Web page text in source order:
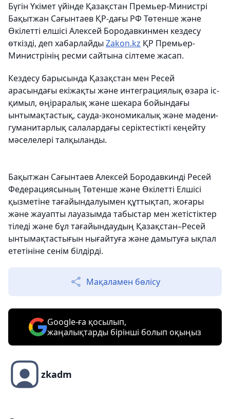
Бүгін Үкімет үйінде Қазақстан Премьер-Министрі
Бақытжан Сағынтаев ҚР-дағы РФ Төтенше және
Өкілетті елшісі Алексей Бородавкинмен кездесу
өткізді, деп хабарлайды Zakon.kz ҚР Премьер-
Министрінің ресми сайтына сілтеме жасап.
Кездесу барысында Қазақстан мен Ресей
арасындағы екіжақты және интеграциялық өзара іс-
қимыл, өңіраралық және шекара бойындағы
ынтымақтастық, сауда-экономикалық және мәдени-
гуманитарлық салалардағы серіктестікті кеңейту
мәселелері талқыланды.
Бақытжан Сағынтаев Алексей Бородавкинді Ресей
Федерациясының Төтенше және Өкілетті Елшісі
қызметіне тағайындалуымен құттықтап, жоғары
және жауапты лауазымда табыстар мен жетістіктер
тіледі және бұл тағайындаудың Қазақстан–Ресей
ынтымақтастығын нығайтуға және дамытуға ықпал
ететініне сенім білдірді.
Мақаламен бөлісу
Google-ға қосылып,
жаңалықтарды бірінші болып оқыңыз
zkadm